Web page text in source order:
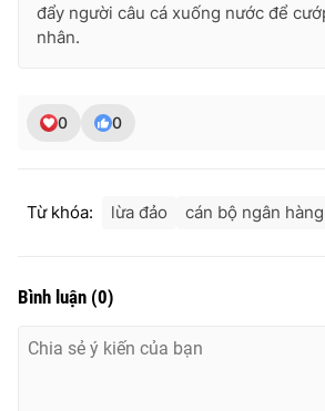
Theo dõi báo trên
Cơ quan báo chí:
Tổng Biên tập:Vũ Thanh Thủy
Tổng đài VTV:
Email: toasoan@vtv.vn
đẩy người câu cá xuống nước để
nhân.
0 0
Từ khóa: lừa đảo cán bộ ngân hàng
Bình luận (0)